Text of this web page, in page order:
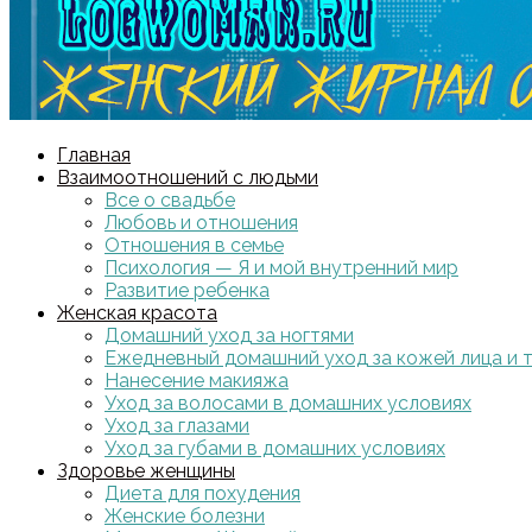
Главная
Взаимоотношений с людьми
Все о свадьбе
Любовь и отношения
Отношения в семье
Психология — Я и мой внутренний мир
Развитие ребенка
Женская красота
Домашний уход за ногтями
Ежедневный домашний уход за кожей лица и
Нанесение макияжа
Уход за волосами в домашних условиях
Уход за глазами
Уход за губами в домашних условиях
Здоровье женщины
Диета для похудения
Женские болезни